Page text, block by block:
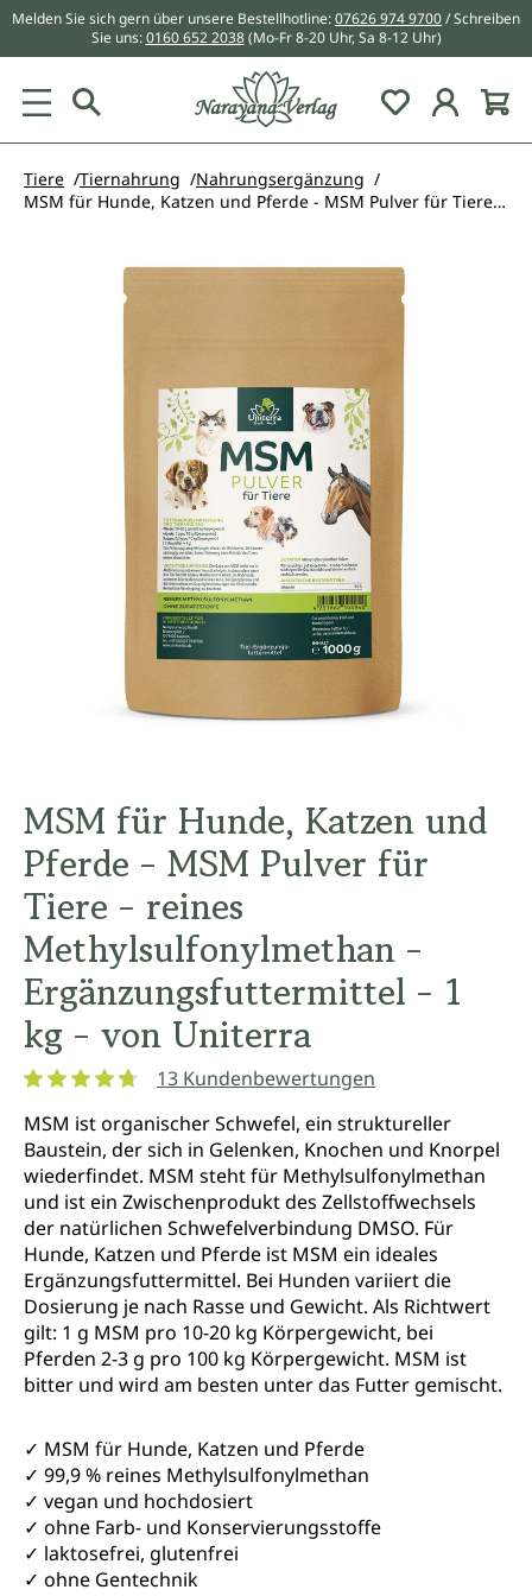
springen
Melden Sie sich gern über unsere Bestellhotline:07626 974 9700/ Schreiben
Sie uns:0160 652 2038 (Mo-Fr 8-20 Uhr, Sa 8-12 Uhr)
Du hast 0
Tiere Tiernahrung
Nahrungsergänzung
MSM für Hunde, Katzen und Pferde - MSM Pulver für Tiere - reines Methylsulfonylmethan - Ergänzungsfuttermittel - 1 kg - von Uniterra
Bildergalerie überspringen
MSM für Hunde, Katzen und
Pferde - MSM Pulver für
Tiere - reines
Methylsulfonylmethan -
Ergänzungsfuttermittel - 1
kg - von Uniterra
13 Kundenbewertungen
MSM ist organischer Schwefel, ein struktureller
Baustein, der sich in Gelenken, Knochen und Knorpel
wiederfindet. MSM steht für Methylsulfonylmethan
und ist ein Zwischenprodukt des Zellstoffwechsels
der natürlichen Schwefelverbindung DMSO. Für
Hunde, Katzen und Pferde ist MSM ein ideales
Ergänzungsfuttermittel. Bei Hunden variiert die
Dosierung je nach Rasse und Gewicht. Als Richtwert
gilt: 1 g MSM pro 10-20 kg Körpergewicht, bei
Pferden 2-3 g pro 100 kg Körpergewicht. MSM ist
bitter und wird am besten unter das Futter gemischt.
✓ MSM für Hunde, Katzen und Pferde
✓ 99,9 % reines Methylsulfonylmethan
✓ vegan und hochdosiert
✓ ohne Farb- und Konservierungsstoffe
✓ laktosefrei, glutenfrei
✓ ohne Gentechnik